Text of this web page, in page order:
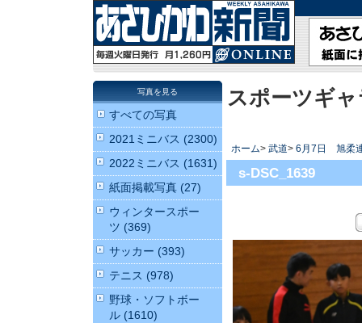
スポーツギ
ホーム> 武道> 6月7日 旭柔
s-DSC_1639
写真を見る
すべての写真
2021ミニバス (2300)
2022ミニバス (1631)
紙面掲載写真 (27)
ウィンタースポー
ツ (369)
サッカー (393)
テニス (978)
野球・ソフトボー
ル (1610)